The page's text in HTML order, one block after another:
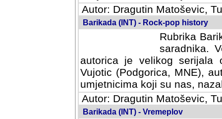
Autor: Dragutin Matoševic,
Barikada (INT) - Rock-pop history
Rubrika
saradnika.
autorica je velikog serijala
Vujotic (Podgorica, MNE),
umjetnicima koji su nas,
Autor: Dragutin Matoševic,
Barikada (INT) - Vremeplov